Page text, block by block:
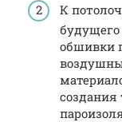
К
обшивки